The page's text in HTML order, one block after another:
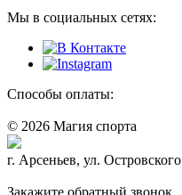
Мы в социальных сетях:
Способы оплаты:
© 2026 Магия спорта
г. Арсеньев, ул.
Закажите обратный звонок